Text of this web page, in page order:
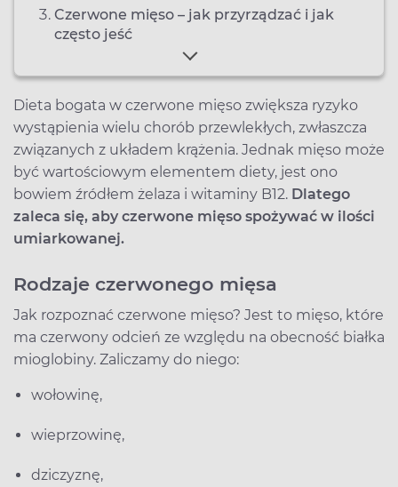
Czerwone mięso – jak przyrządzać i jak
często jeść
Dieta bogata w czerwone mięso zwiększa ryzyko
wystąpienia wielu chorób przewlekłych, zwłaszcza
związanych z układem krążenia. Jednak mięso może
być wartościowym elementem diety, jest ono
bowiem źródłem żelaza i witaminy B12. Dlatego
zaleca się, aby czerwone mięso spożywać w ilości
umiarkowanej.
Rodzaje czerwonego mięsa
Jak rozpoznać czerwone mięso? Jest to mięso, które
ma czerwony odcień ze względu na obecność białka
mioglobiny. Zaliczamy do niego:
wołowinę,
wieprzowinę,
dziczyznę,